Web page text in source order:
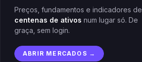
Preços, fundamentos e indicadores de
centenas de ativos num lugar só. De
graça, sem login.
ABRIR MERCADOS →